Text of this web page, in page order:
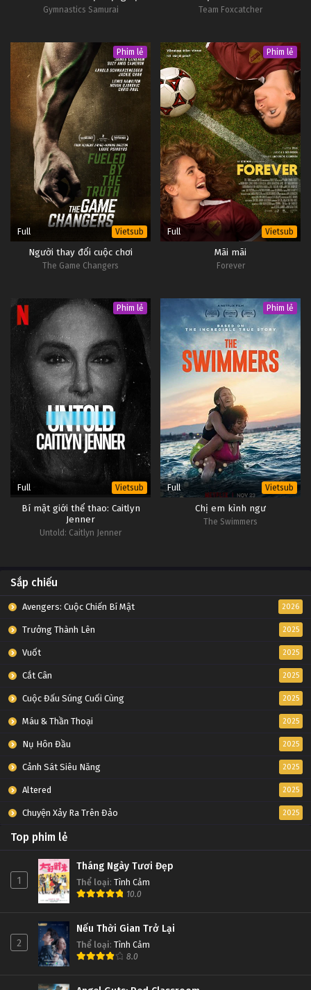
Tập 54
Slam Dunk Tập 53
Tập 53
Slam Dunk Tập 52
Tập 52
Slam Dunk Tập 51
Tập 51
Slam Dunk Tập 50
Slam Dunk Tập 49
Slam Dunk Tập 48
Tập 48
Slam Dunk Tập 47
Tập 47
Slam Dunk Tập 46
Tập 46
Slam Dunk Tập 45
Slam Dunk Tập 43
Tập 43
Slam Dunk Tập 41
Slam Dunk Tập 40
Tập 39
Slam Dunk Tập 38
Slam Dunk Tập 37
Tập 37
Gymnastics Samurai Team Foxcatcher
Phim lẻ
Full Vietsub
Người thay đổi cuộc chơi
The Game Changers
Phim lẻ
Full Vietsub
Mãi mãi
Forever
Phim lẻ
Full Vietsub
Bí mật giới thể thao: Caitlyn
Jenner
Untold: Caitlyn Jenner
Phim lẻ
Full Vietsub
Chị em kình ngư
The Swimmers
Sắp chiếu
Avengers: Cuộc Chiến Bí Mật 2026
Trưởng Thành Lên 2025
Vuốt 2025
Cắt Cân 2025
Cuộc Đấu Súng Cuối Cùng 2025
Máu & Thần Thoại 2025
Nụ Hôn Đầu 2025
Cảnh Sát Siêu Năng 2025
Altered 2025
Chuyện Xảy Ra Trên Đảo 2025
Top phim lẻ
1
Tháng Ngày Tươi Đẹp
Thể loại: Tình Cảm
10.0
2
Nếu Thời Gian Trở Lại
Thể loại: Tình Cảm
8.0